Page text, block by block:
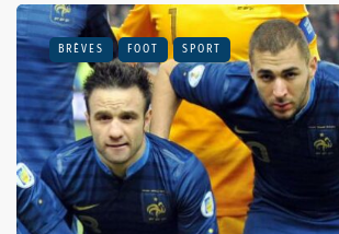
BRÈVES FOOT SPORT